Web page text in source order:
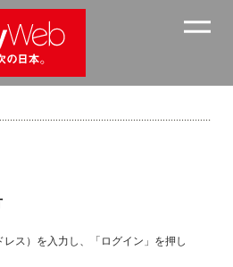
ス）を入力し、「ログイン」を押し